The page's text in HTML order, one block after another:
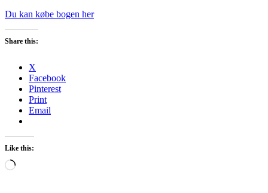
Du kan købe bogen her
Share this:
X
Facebook
Pinterest
Print
Email
Like this:
Loading…